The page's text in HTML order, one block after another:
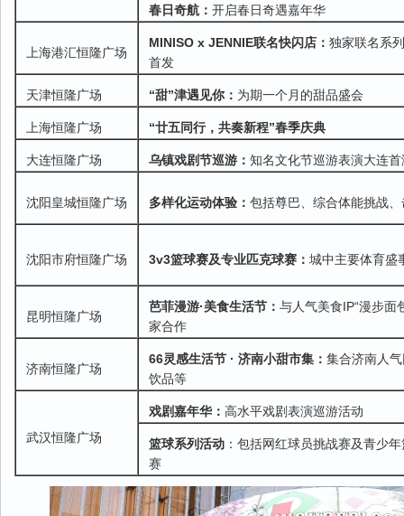
春日奇航： 开启春日奇遇嘉年华
上海港汇恒隆广场
MINISO x JENNIE联名快闪店： 独家联名系
首发
天津恒隆广场 “甜”津遇见你： 为期一个月的甜品盛会
上海恒隆广场 “廿五同行，共奏新程”春季庆典
大连恒隆广场 乌镇戏剧节巡游： 知名文化节巡游表演大连首
沈阳皇城恒隆广场 多样化运动体验： 包括尊巴、综合体能挑战、
沈阳市府恒隆广场 3v3篮球赛及专业匹克球赛： 城中主要体育盛
昆明恒隆广场
芭菲漫游·美食生活节： 与人气美食IP“漫步面
家合作
济南恒隆广场
66灵感生活节 · 济南小甜市集： 集合济南人
饮品等
武汉恒隆广场
戏剧嘉年华： 高水平戏剧表演巡游活动
篮球系列活动 ：包括网红球员挑战赛及青少
赛